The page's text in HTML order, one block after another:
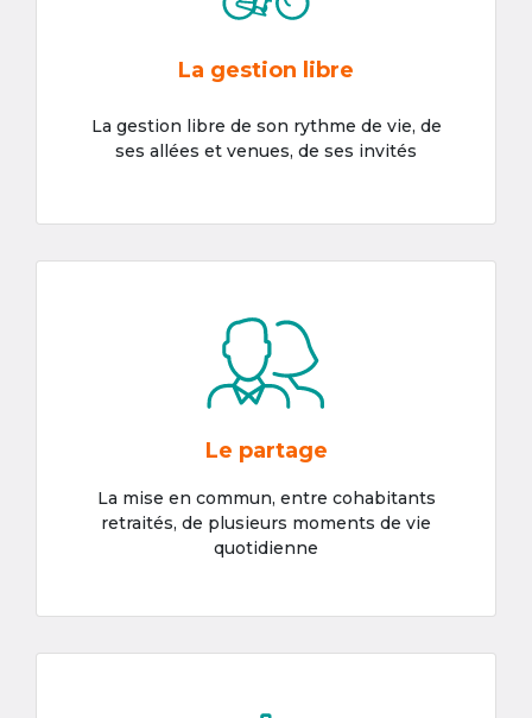
La gestion libre
La gestion libre de son rythme de vie, de
ses allées et venues, de ses invités
Le partage
La mise en commun, entre cohabitants
retraités, de plusieurs moments de vie
quotidienne